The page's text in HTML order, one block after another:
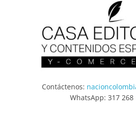
Contáctenos:
WhatsApp: 317 268